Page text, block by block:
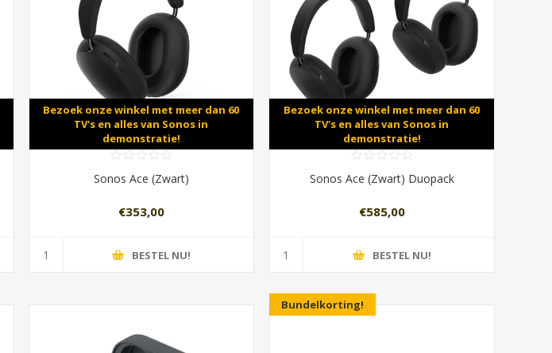
Bezoek onze winkel met meer dan 60
TV's en alles van Sonos in
demonstratie!
Sonos Ace (Zwart)
€353,00
BESTEL NU!
Bezoek onze winkel met meer dan 60
TV's en alles van Sonos in
demonstratie!
Sonos Ace (Zwart) Duopack
€585,00
BESTEL NU!
Bundelkorting!